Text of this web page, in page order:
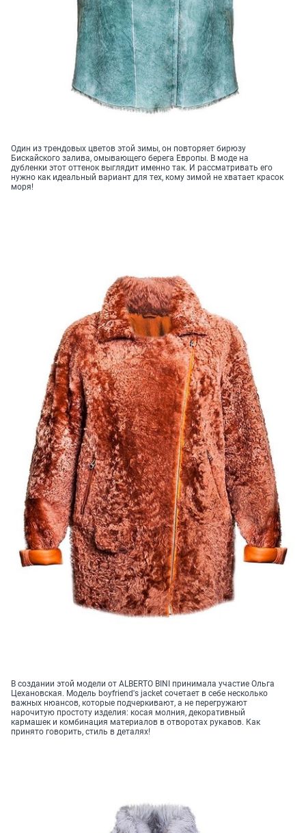
Один из трендовых цветов этой зимы, он повторяет бирюзу
Бискайского залива, омывающего берега Европы. В моде на
дубленки этот оттенок выглядит именно так. И рассматривать его
нужно как идеальный вариант для тех, кому зимой не хватает красок
моря!
В создании этой модели от ALBERTO BINI принимала участие Ольга
Цехановская. Модель boyfriend's jacket сочетает в себе несколько
важных нюансов, которые подчеркивают, а не перегружают
нарочитую простоту изделия: косая молния, декоративный
кармашек и комбинация материалов в отворотах рукавов. Как
принято говорить, стиль в деталях!